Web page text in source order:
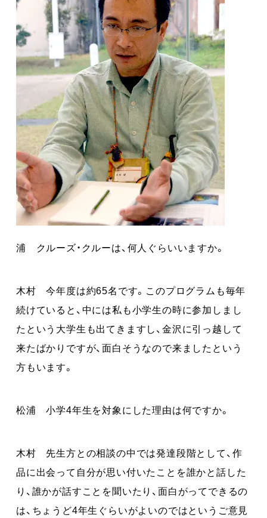
浦 クルーズ・クルーは、何人ぐらいいますか。
木村 今年度は約65名です。このプログラムも毎年
続けていると、中には私も小学生の時に参加しまし
たという大学生も出てきますし、金沢に引っ越して
来たばかりですが、面白そうなので来ましたという
方もいます。
松浦 小学4年生を対象にした理由は何ですか。
木村 先生方との相談の中では発達段階として、作
品に出会って自分が思い付いたことを誰かと話した
り、誰かが話すことを聞いたり、面白がってできるの
は、ちょうど4年生ぐらいがよいのではというご意見